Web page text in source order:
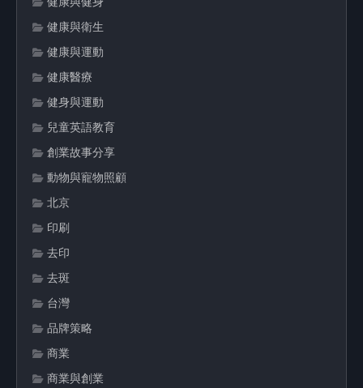
健康與衛生
健康與運動
健康醫療
健身與運動
兒童英語教育
創業故事分享
動物與寵物照顧
北京
印刷
去印
去斑
台灣
品牌策略
商業
商業與創業